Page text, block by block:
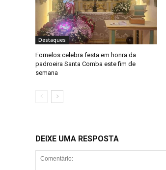
Destaques
Fornelos celebra festa em honra da
padroeira Santa Comba este fim de
semana
DEIXE UMA RESPOSTA